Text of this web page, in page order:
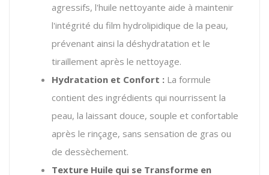
agressifs, l'huile nettoyante aide à maintenir
l'intégrité du film hydrolipidique de la peau,
prévenant ainsi la déshydratation et le
tiraillement après le nettoyage.
Hydratation et Confort : La formule
contient des ingrédients qui nourrissent la
peau, la laissant douce, souple et confortable
après le rinçage, sans sensation de gras ou
de dessèchement.
Texture Huile qui se Transforme en